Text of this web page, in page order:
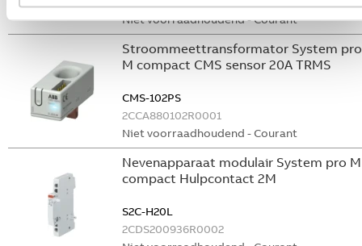
Niet voorraadhoudend - Courant
Stroommeettransformator System pro
M compact CMS sensor 20A TRMS
CMS-102PS
2CCA880102R0001
Niet voorraadhoudend - Courant
Nevenapparaat modulair System pro M
compact Hulpcontact 2M
S2C-H20L
2CDS200936R0002